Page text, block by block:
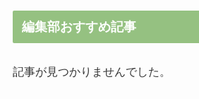
編集部おすすめ記事
記事が見つかりませんでした。